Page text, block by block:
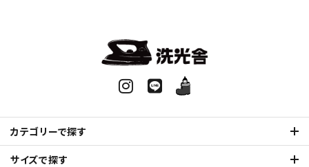
カテゴリーで探す
サイズで探す